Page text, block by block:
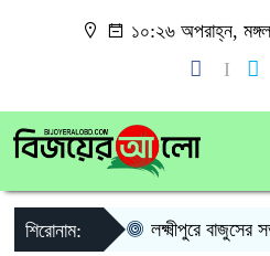
১০:২৬ অপরাহ্ন,
শিরোনাম: লক্ষ্মীপুরে বাজুসের